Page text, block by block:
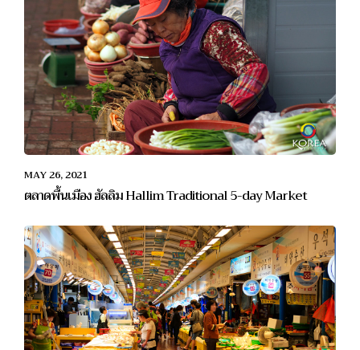
MAY 26, 2021
ตลาดพื้นเมือง ฮัลลิม Hallim Traditional 5-day Market